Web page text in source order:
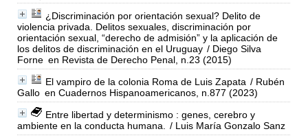
¿Discriminación por orientación sexual? Delito de
violencia privada. Delitos sexuales, discriminación por
orientación sexual, “derecho de admisión” y la aplicación de
los delitos de discriminación en el Uruguay / Diego Silva
Forne en Revista de Derecho Penal, n.23 (2015)
El vampiro de la colonia Roma de Luis Zapata / Rubén
Gallo en Cuadernos Hispanoamericanos, n.877 (2023)
Entre libertad y determinismo : genes, cerebro y
ambiente en la conducta humana.
/ Luis María Gonzalo Sanz